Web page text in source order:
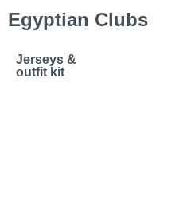
Egyptian Clubs
Jerseys &
outfit kit